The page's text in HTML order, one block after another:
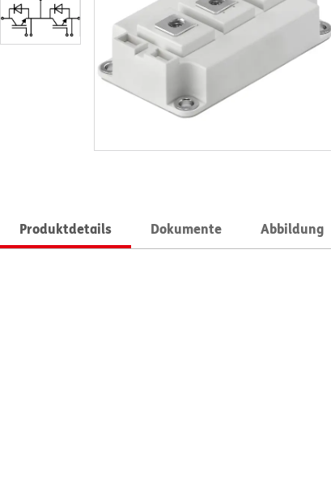
Produktdetails Dokumente Abbildung